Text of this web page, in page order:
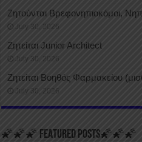
Ζητούνται Βρεφονηπιοκόμοι,
July 30, 2026
Ζητείται Junior Architect
July 30, 2026
Ζητείται Βοηθός Φαρμακείου
July 30, 2026
🌠🌠🌠 FEATURED POSTS🌠🌠🌠